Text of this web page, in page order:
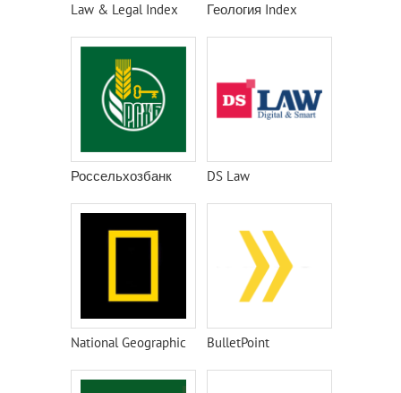
Law & Legal Index Геология Index
Россельхозбанк DS Law
National Geographic BulletPoint